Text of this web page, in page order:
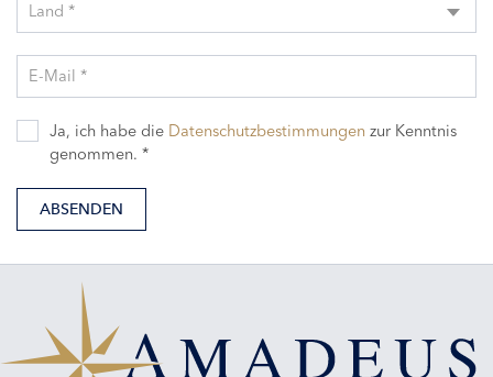
Land *
E-Mail *
Ja, ich habe die Datenschutzbestimmungen zur Kenntnis
genommen. *
ABSENDEN